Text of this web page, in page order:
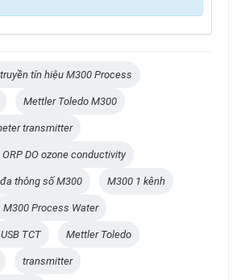
tín hiệu M300 Process
Mettler Toledo M300
transmitter
DO ozone conductivity
thông số M300 M300 1 kênh
M300 Process Water
TCT Mettler Toledo
transmitter